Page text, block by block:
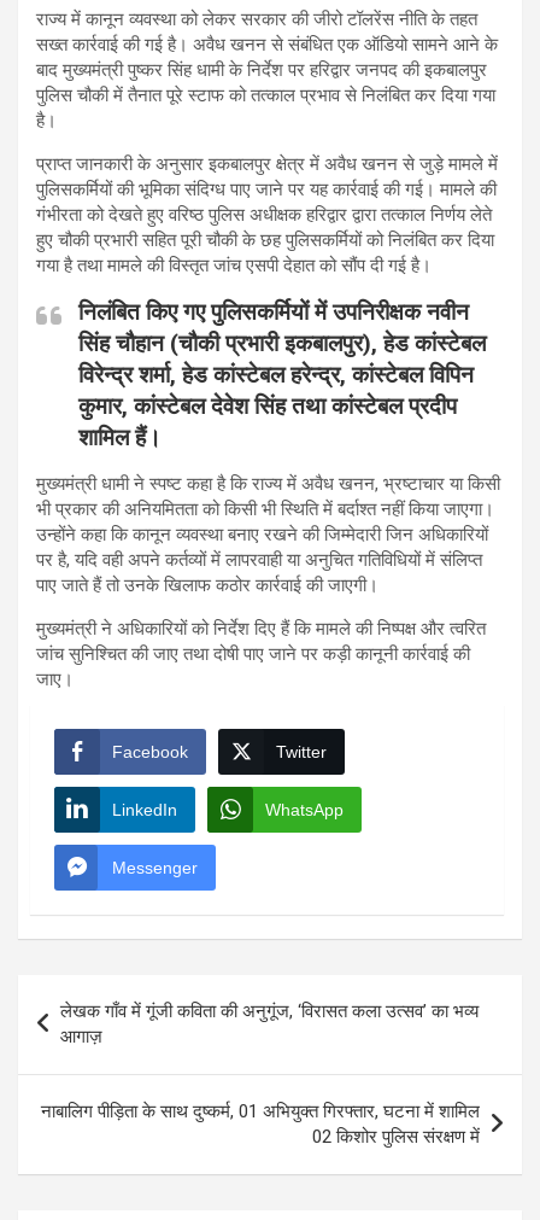
राज्य में कानून व्यवस्था को लेकर सरकार की जीरो टॉलरेंस नीति के तहत
सख्त कार्रवाई की गई है। अवैध खनन से संबंधित एक ऑडियो सामने आने के
बाद मुख्यमंत्री पुष्कर सिंह धामी के निर्देश पर हरिद्वार जनपद की इकबालपुर
पुलिस चौकी में तैनात पूरे स्टाफ को तत्काल प्रभाव से निलंबित कर दिया गया
है।
प्राप्त जानकारी के अनुसार इकबालपुर क्षेत्र में अवैध खनन से जुड़े मामले में
पुलिसकर्मियों की भूमिका संदिग्ध पाए जाने पर यह कार्रवाई की गई। मामले की
गंभीरता को देखते हुए वरिष्ठ पुलिस अधीक्षक हरिद्वार द्वारा तत्काल निर्णय लेते
हुए चौकी प्रभारी सहित पूरी चौकी के छह पुलिसकर्मियों को निलंबित कर दिया
गया है तथा मामले की विस्तृत जांच एसपी देहात को सौंप दी गई है।
निलंबित किए गए पुलिसकर्मियों में उपनिरीक्षक नवीन
सिंह चौहान (चौकी प्रभारी इकबालपुर), हेड कांस्टेबल
विरेन्द्र शर्मा, हेड कांस्टेबल हरेन्द्र, कांस्टेबल विपिन
कुमार, कांस्टेबल देवेश सिंह तथा कांस्टेबल प्रदीप
शामिल हैं।
मुख्यमंत्री धामी ने स्पष्ट कहा है कि राज्य में अवैध खनन, भ्रष्टाचार या किसी
भी प्रकार की अनियमितता को किसी भी स्थिति में बर्दाश्त नहीं किया जाएगा।
उन्होंने कहा कि कानून व्यवस्था बनाए रखने की जिम्मेदारी जिन अधिकारियों
पर है, यदि वही अपने कर्तव्यों में लापरवाही या अनुचित गतिविधियों में संलिप्त
पाए जाते हैं तो उनके खिलाफ कठोर कार्रवाई की जाएगी।
मुख्यमंत्री ने अधिकारियों को निर्देश दिए हैं कि मामले की निष्पक्ष और त्वरित
जांच सुनिश्चित की जाए तथा दोषी पाए जाने पर कड़ी कानूनी कार्रवाई की
जाए।
Facebook Twitter
LinkedIn WhatsApp
Messenger
Post
navigation
लेखक गाँव में गूंजी कविता की अनुगूंज, ‘विरासत कला उत्सव’ का भव्य
आगाज़
नाबालिग पीड़िता के साथ दुष्कर्म, 01 अभियुक्त गिरफ्तार, घटना में शामिल
02 किशोर पुलिस संरक्षण में